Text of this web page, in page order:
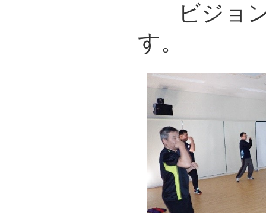
ビジョ
す。